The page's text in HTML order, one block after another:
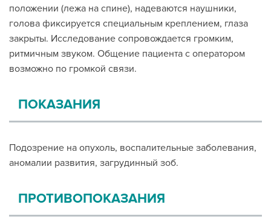
положении (лежа на спине), надеваются наушники,
голова фиксируется специальным креплением, глаза
закрыты. Исследование сопровождается громким,
ритмичным звуком. Общение пациента с оператором
возможно по громкой связи.
ПОКАЗАНИЯ
Подозрение на опухоль, воспалительные заболевания,
аномалии развития, загрудинный зоб.
ПРОТИВОПОКАЗАНИЯ